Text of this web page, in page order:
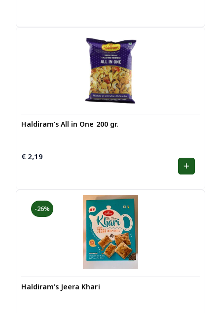
Haldiram’s All in One 200 gr.
€ 2,19
-26%
Haldiram’s Jeera Khari